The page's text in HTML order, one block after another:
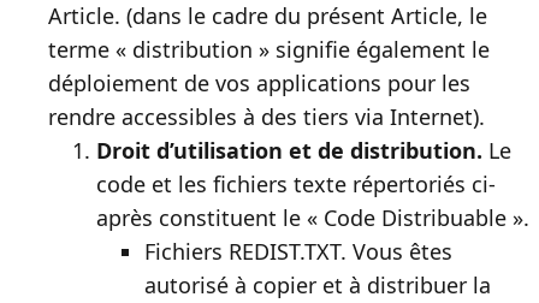
Article. (dans le cadre du présent Article, le
terme « distribution » signifie également le
déploiement de vos applications pour les
rendre accessibles à des tiers via Internet).
Droit d’utilisation et de distribution. Le
code et les fichiers texte répertoriés ci-
après constituent le « Code Distribuable ».
Fichiers REDIST.TXT. Vous êtes
autorisé à copier et à distribuer la